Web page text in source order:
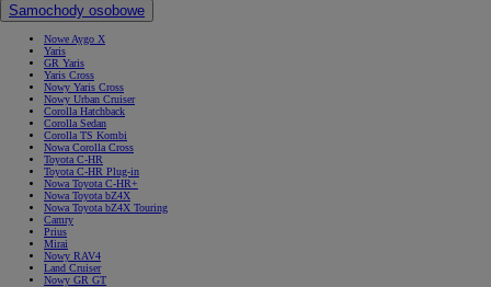
Samochody osobowe
Nowe Aygo X
Yaris
GR Yaris
Yaris Cross
Nowy Yaris Cross
Nowy Urban Cruiser
Corolla Hatchback
Corolla Sedan
Corolla TS Kombi
Nowa Corolla Cross
Toyota C-HR
Toyota C-HR Plug-in
Nowa Toyota C-HR+
Nowa Toyota bZ4X
Nowa Toyota bZ4X Touring
Camry
Prius
Mirai
Nowy RAV4
Land Cruiser
Nowy GR GT